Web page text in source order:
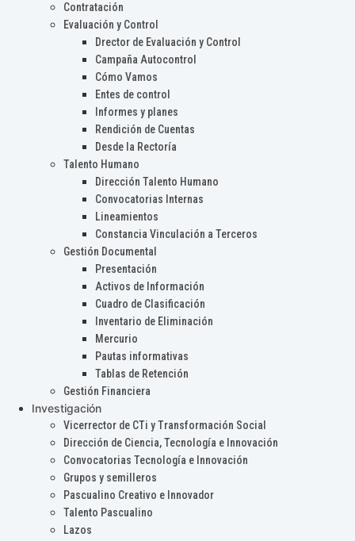
Contratación
Evaluación y Control
Drector de Evaluación y Control
Campaña Autocontrol
Cómo Vamos
Entes de control
Informes y planes
Rendición de Cuentas
Desde la Rectoría
Talento Humano
Dirección Talento Humano
Convocatorias Internas
Lineamientos
Constancia Vinculación a Terceros
Gestión Documental
Presentación
Activos de Información
Cuadro de Clasificación
Inventario de Eliminación
Mercurio
Pautas informativas
Tablas de Retención
Gestión Financiera
Investigación
Vicerrector de CTi y Transformación Social
Dirección de Ciencia, Tecnología e Innovación
Convocatorias Tecnología e Innovación
Grupos y semilleros
Pascualino Creativo e Innovador
Talento Pascualino
Lazos